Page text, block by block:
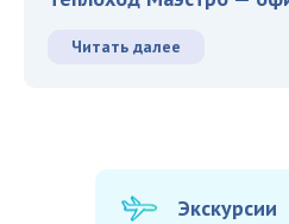
Читать далее
Экскурсии